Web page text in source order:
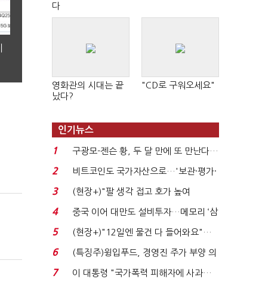
다
영화관의 시대는 끝
났다?
"CD로 구워오세요"
인기뉴스
1
구광모-젠슨 황, 두 달 만에 또 만난다…
로봇·AI 등 논...
2
비트코인도 국가자산으로…'보관·평가·
처분' 기준은 ...
3
(현장+)"팔 생각 접고 호가 높여
요"…'덜 똘똘한 한 채' 20...
4
중국 이어 대만도 설비투자…메모리 ‘삼
국전쟁’
5
(현장+)"12일엔 물건 다 들어와요"…
빈 매대 채우며 문 연 ...
6
(특징주)윙입푸드, 경영진 주가 부양 의
지에 상한가...
7
이 대통령 "국가폭력 피해자에 사과…